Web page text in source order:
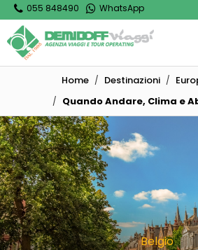
055 848490 WhatsApp
Home Destinazioni
Quando Andare, Clima e
Belgio